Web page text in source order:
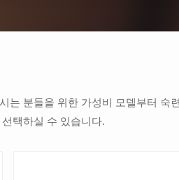
는 분들을 위한 가성비 모델부터 숙
택하실 수 있습니다.